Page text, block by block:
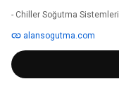
- Chiller Soğutma Sistemleri
alansogutma.com